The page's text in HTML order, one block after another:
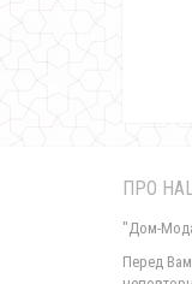
ПРО
"Дом-
Перед